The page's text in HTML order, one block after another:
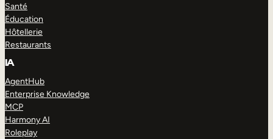
Santé
Éducation
Hôtellerie
Restaurants
IA
AgentHub
Enterprise Knowledge
MCP
Harmony AI
Roleplay